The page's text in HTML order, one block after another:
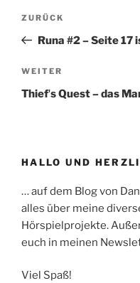
Beitragsnavigation
Vorheriger
Beitrag
ZURÜCK
Runa #2 – Seite 17
Nächster
Beitrag
WEITER
Thiefʼs Quest – das
HALLO UND
… auf dem Blog von
alles über meine
Hörspielprojekte.
euch in meinen
Viel Spaß!